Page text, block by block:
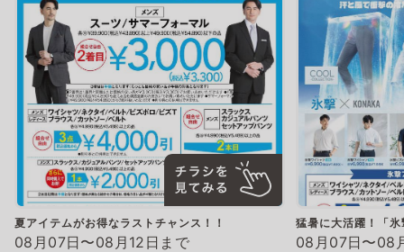
夏アイテムがお得なラストチャンス！！
08月07日〜08月12日まで
猛暑に大活躍！「
08月07日〜08